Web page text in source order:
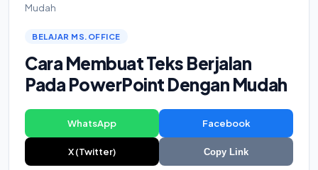
Mudah
BELAJAR MS.OFFICE
Cara Membuat Teks Berjalan
Pada PowerPoint Dengan Mudah
WhatsApp Facebook
X (Twitter) Copy Link